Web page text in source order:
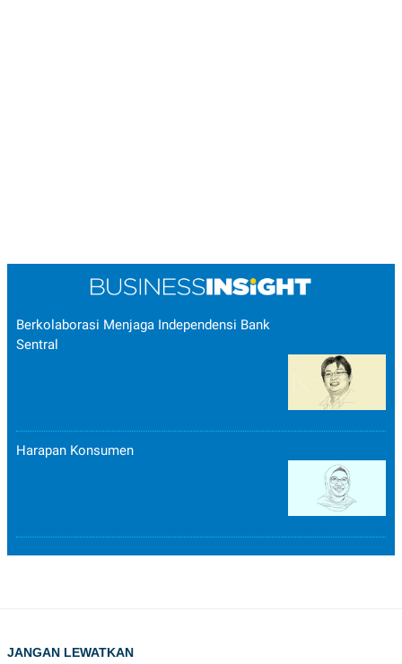
Berkolaborasi Menjaga Independensi Bank
Sentral
Harapan Konsumen
JANGAN LEWATKAN